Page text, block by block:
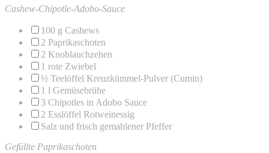
Cashew-Chipotle-Adobo-Sauce
100 g Cashews
2 Paprikaschoten
2 Knoblauchzehen
1 rote Zwiebel
½ Teelöffel Kreuzkümmel-Pulver (Cumin)
1 l Gemüsebrühe
3 Chipotles in Adobo Sauce
2 Esslöffel Rotweinessig
Salz und frisch gemahlener Pfeffer
Gefüllte Paprikaschoten